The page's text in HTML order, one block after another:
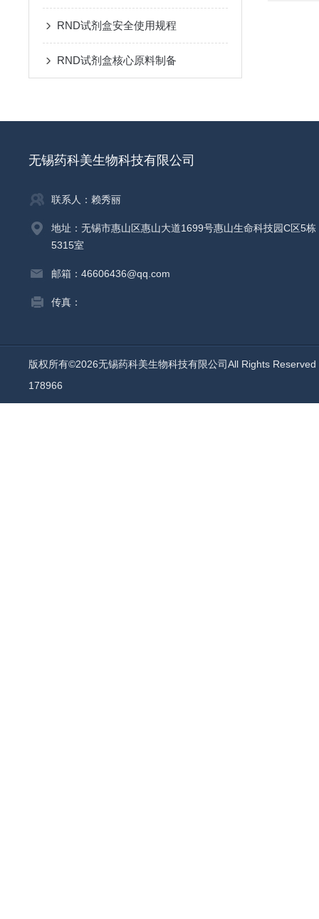
RND试剂盒安全使用规程
RND试剂盒核心原料制备
无锡药科美生物科技有限公司
联系人：赖秀丽
地址：无锡市惠山区惠山大道1699号惠山生命科技园C区5栋
5315室
邮箱：46606436@qq.com
传真：
版权所有©2026无锡药科美生物科技有限公司All Rights
178966